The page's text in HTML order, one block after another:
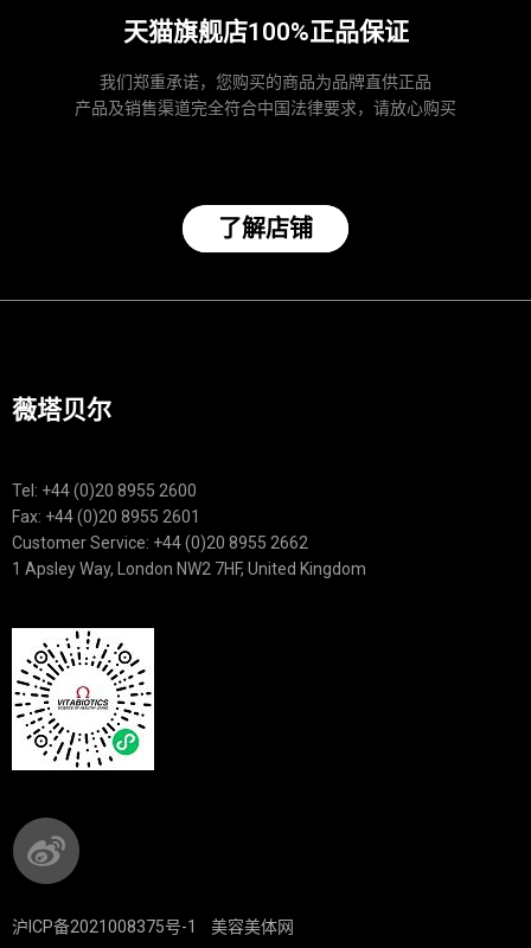
天猫旗舰店100%正品保证
我们郑重承诺，您购买的商品为品牌直供正品
产品及销售渠道完全符合中国法律要求，请放心购买
了解店铺
薇塔贝尔
Tel: +44 (0)20 8955 2600
Fax: +44 (0)20 8955 2601
Customer Service: +44 (0)20 8955 2662
1 Apsley Way, London NW2 7HF, United Kingdom
沪ICP备2021008375号-1 美容美体网